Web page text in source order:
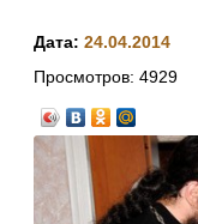
Дата: 24.04.2014
Просмотров: 4929